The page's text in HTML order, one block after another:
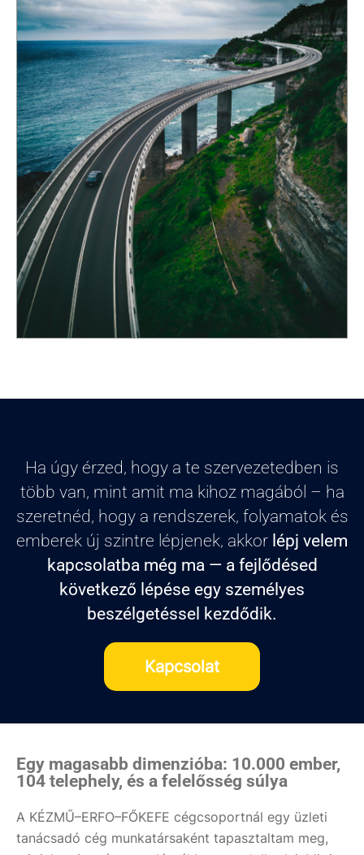
Ha úgy érzed, hogy a te szervezetedben is
több van, mint amit ma kihoz magából – ha
szeretnéd, hogy a rendszerek, folyamatok és
emberek új szintre lépjenek, akkor lépj velem
kapcsolatba még ma — a fejlődésed
következő lépése egy személyes
beszélgetéssel kezdődik.
Kapcsolat
Egy magasabb dimenzióba: 10.000 ember,
104 telephely, és a felelősség súlya
A KÉZMŰ–ERFO–FŐKEFE cégcsoportnál egy üzleti
tanácsadó cég munkatársaként tapasztaltam meg,